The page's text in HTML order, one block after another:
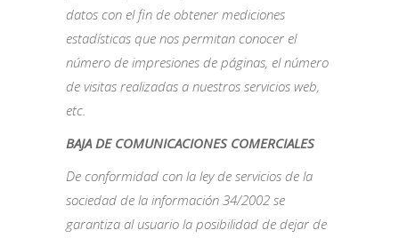
datos con el fin de obtener mediciones
estadísticas que nos permitan conocer el
número de impresiones de páginas, el número
de visitas realizadas a nuestros servicios web,
etc.
BAJA DE COMUNICACIONES COMERCIALES
De conformidad con la ley de servicios de la
sociedad de la información 34/2002 se
garantiza al usuario la posibilidad de dejar de